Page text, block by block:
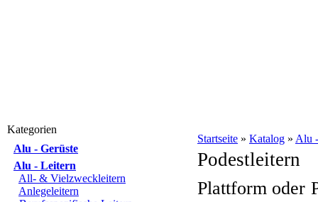
Kategorien
Alu - Gerüste
Alu - Leitern
All- & Vielzweckleitern
Anlegeleitern
Startseite » Katalog » Alu
Podestleitern
Plattform oder